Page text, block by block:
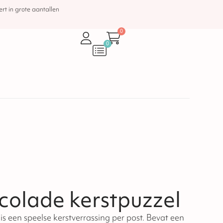
in grote aantallen
0
0
kerstpuzzel
is een speelse kerstverrassing per post. Bevat een